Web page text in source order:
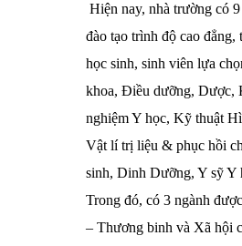
Hiện nay, nhà trường có
đào tạo trình độ cao đẳng,
học sinh, sinh viên lựa
khoa, Điều dưỡng, Dược,
nghiệm Y học, Kỹ thuật
Vật lí trị liệu & phục hồi
sinh, Dinh Dưỡng, Y sỹ Y
Trong đó, có 3 ngành
– Thương binh và Xã hội